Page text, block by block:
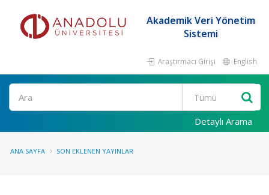
Akademik Veri Yönetim
Sistemi
Araştırmacı Girişi English
Ara
Detaylı Arama
ANA SAYFA SON EKLENEN YAYINLAR